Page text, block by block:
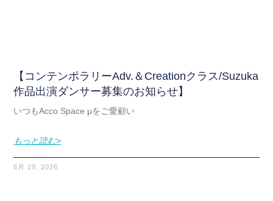
【コンテンポラリーAdv.＆Creationクラス/Suzuka
作品出演ダンサー募集のお知らせ】
いつもAcco Space μをご愛顧い
もっと読む>
6月 29, 2026